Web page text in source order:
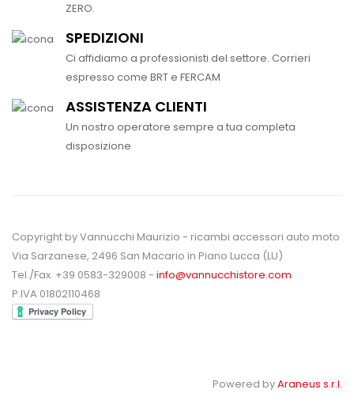
ZERO.
SPEDIZIONI
Ci affidiamo a professionisti del settore. Corrieri
espresso come BRT e FERCAM
ASSISTENZA CLIENTI
Un nostro operatore sempre a tua completa
disposizione
Copyright by Vannucchi Maurizio - ricambi accessori auto moto
Via Sarzanese, 2496 San Macario in Piano Lucca (LU)
Tel./Fax. +39 0583-329008 - info@vannucchistore.com
P.IVA 01802110468
Powered byAraneus s.r.l.